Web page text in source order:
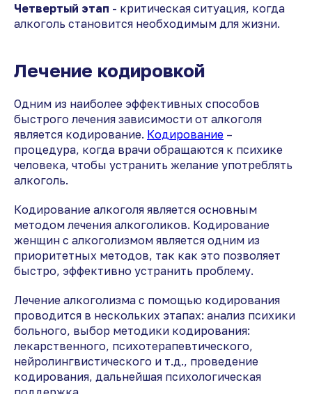
Четвертый этап - критическая ситуация, когда
алкоголь становится необходимым для жизни.
Лечение кодировкой
Одним из наиболее эффективных способов
быстрого лечения зависимости от алкоголя
является кодирование. Кодирование –
процедура, когда врачи обращаются к психике
человека, чтобы устранить желание употреблять
алкоголь.
Кодирование алкоголя является основным
методом лечения алкоголиков. Кодирование
женщин с алкоголизмом является одним из
приоритетных методов, так как это позволяет
быстро, эффективно устранить проблему.
Лечение алкоголизма с помощью кодирования
проводится в нескольких этапах: анализ психики
больного, выбор методики кодирования:
лекарственного, психотерапевтического,
нейролингвистического и т.д., проведение
кодирования, дальнейшая психологическая